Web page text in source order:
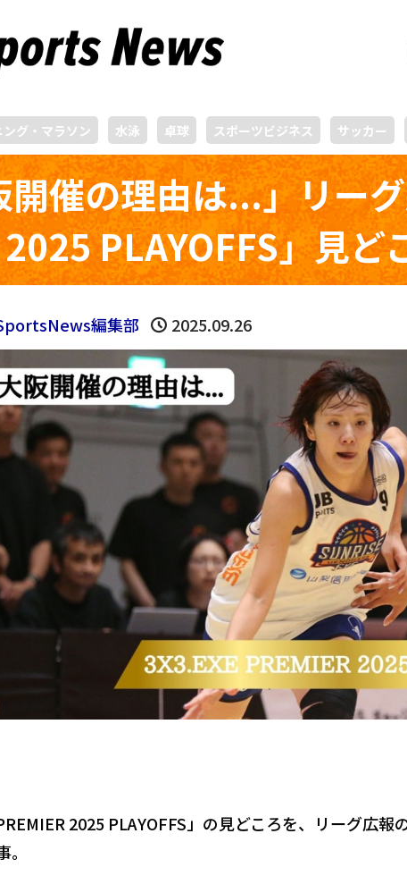
ング・マラソン 水泳 卓球 スポーツビジネス サッカー
開催の理由は...」リー
PLAYOFFS」見ど
編集部 2025.09.26
2025 PLAYOFFS」の見どころを、リーグ広